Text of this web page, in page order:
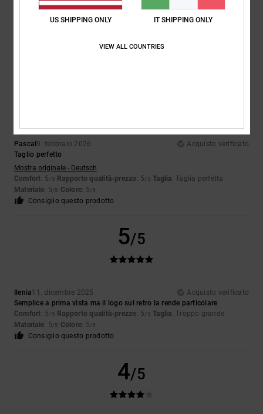
Verdeeeee
Mostra originale - Deutsch
Pascal 9. febbraio 2026
Acquisto verificato
Taglio perfetto
Mostra originale - Deutsch
Comfort: 5/5 Rapporto qualità-prezzo : 5/5 Taglia: Taglia perfetta
Materiale: 5/5 Colore: 5/5
Consiglio questo prodotto
5/5
Ilenia11. dicembre 2025
Acquisto verificato
Semplice a prima vista ma il logo sul retro la rende particolare
Comfort: 5/5 Rapporto qualità-prezzo : 5/5 Taglia: Troppo grande
Materiale: 5/5 Colore: 5/5
Consiglio questo prodotto
4/5
US SHIPPING ONLY IT SHIPPING ONLY
VIEW ALL COUNTRIES